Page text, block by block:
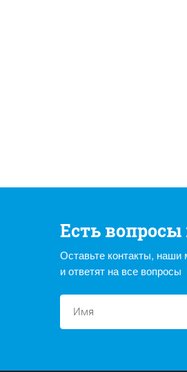
Есть вопросы
Оставьте контакты,
и ответят на все вопросы